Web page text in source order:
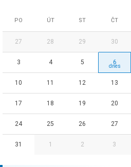
PO ÚT ST ČT
27 28 29 30
3 4 5 6
10 11 12 13
17 18 19 20
24 25 26 27
31 1 2 3